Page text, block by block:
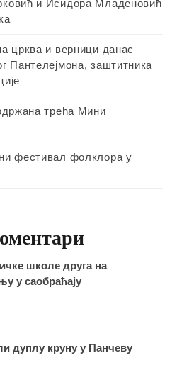
и Исидора Младеновић
црква и верници данас
Пантелејмона, заштитника
трећа Мини
фестивал фолклора у
школе друга на
у саобраћају
дуплу круну у Панчеву